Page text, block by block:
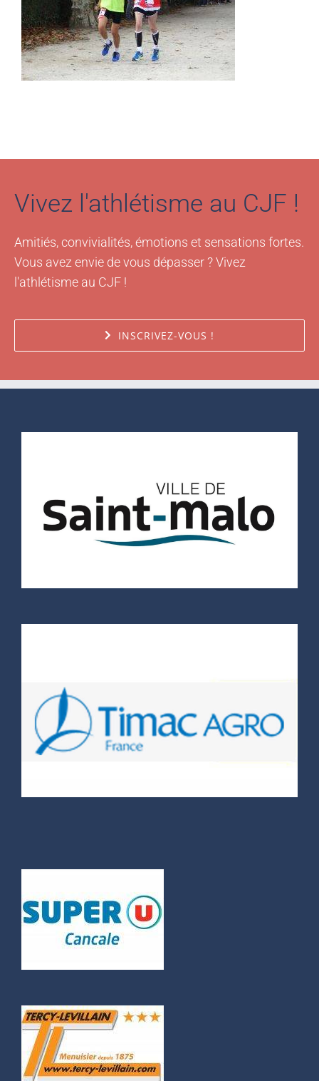
Vivez l'athlétisme au CJF !
Amitiés, convivialités, émotions et sensations fortes.
Vous avez envie de vous dépasser ? Vivez
l'athlétisme au CJF !
INSCRIVEZ-VOUS !